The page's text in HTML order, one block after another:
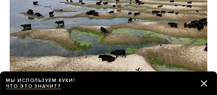
МЫ ИСПОЛЬЗУЕМ КУКИ!
ЧТО ЭТО ЗНАЧИТ?